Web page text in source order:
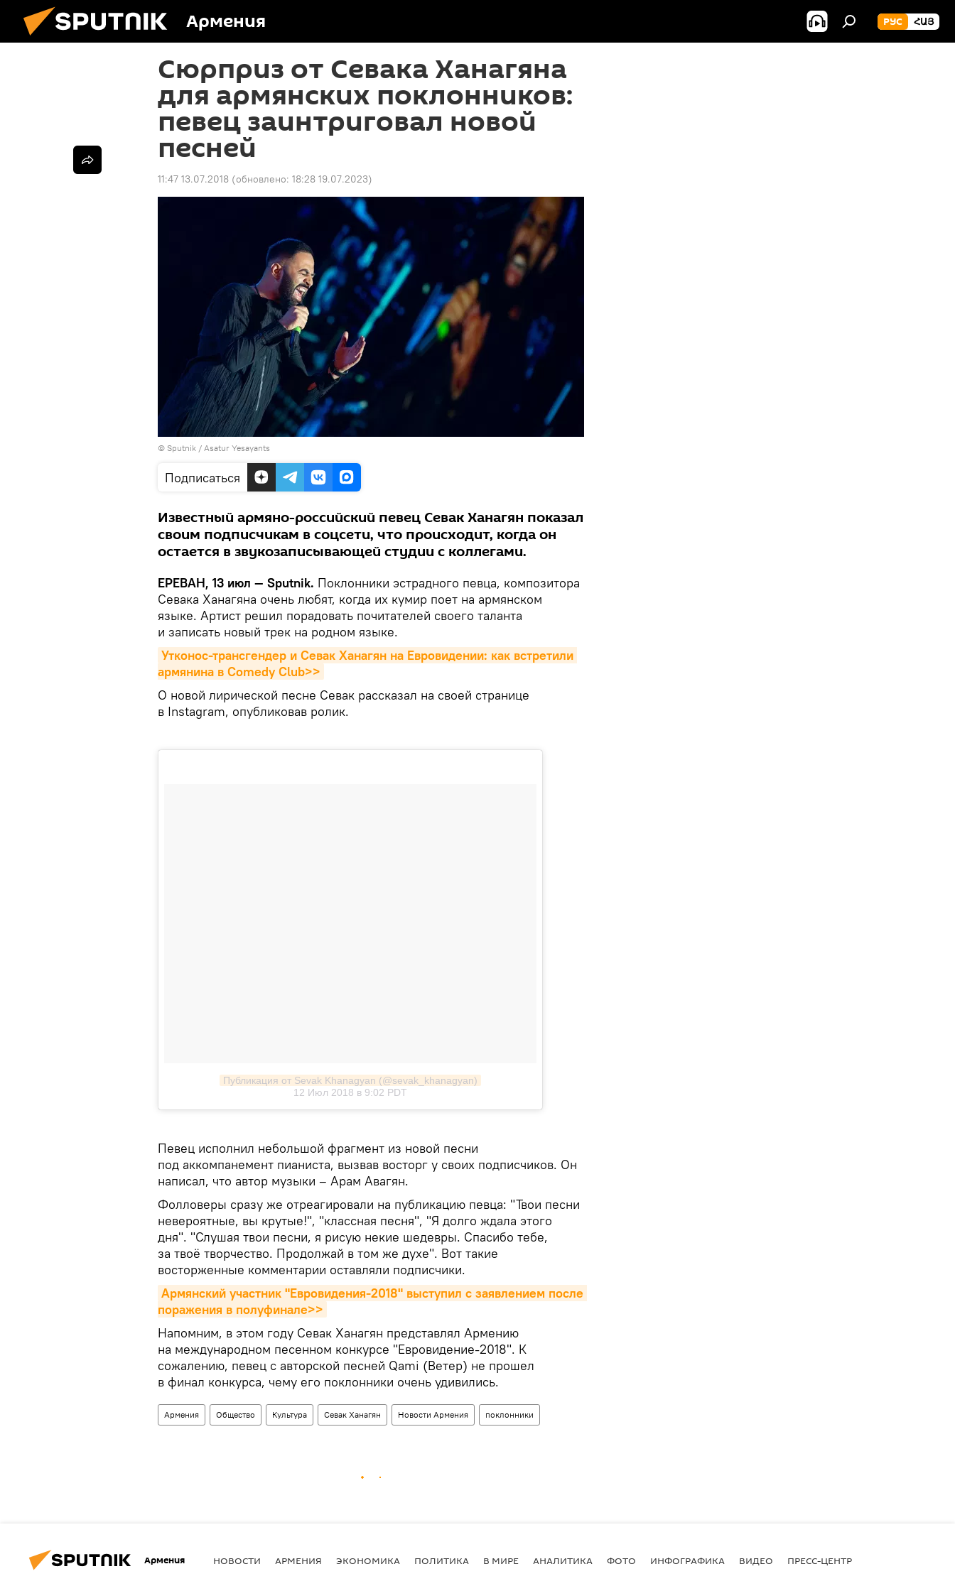
Армения РУС ՀԱՅ
Сюрприз от Севака Ханагяна
для армянских поклонников:
певец заинтриговал новой
песней
11:47 13.07.2018 (обновлено: 18:28 19.07.2023)
© Sputnik / Asatur Yesayants
Подписаться
Известный армяно-российский певец Севак Ханагян показал
своим подписчикам в соцсети, что происходит, когда он
остается в звукозаписывающей студии с коллегами.
ЕРЕВАН, 13 июл — Sputnik. Поклонники эстрадного певца, композитора
Севака Ханагяна очень любят, когда их кумир поет на армянском
языке. Артист решил порадовать почитателей своего таланта
и записать новый трек на родном языке.
Утконос-трансгендер и Севак Ханагян на Евровидении: как встретили
армянина в Comedy Club>>
О новой лирической песне Севак рассказал на своей странице
в Instagram, опубликовав ролик.
Публикация от Sevak Khanagyan (@sevak_khanagyan)
12 Июл 2018 в 9:02 PDT
Певец исполнил небольшой фрагмент из новой песни
под аккомпанемент пианиста, вызвав восторг у своих подписчиков. Он
написал, что автор музыки – Арам Авагян.
Фолловеры сразу же отреагировали на публикацию певца: "Твои песни
невероятные, вы крутые!", "классная песня", "Я долго ждала этого
дня". "Слушая твои песни, я рисую некие шедевры. Спасибо тебе,
за твоё творчество. Продолжай в том же духе". Вот такие
восторженные комментарии оставляли подписчики.
Армянский участник "Евровидения-2018" выступил с заявлением после
поражения в полуфинале>>
Напомним, в этом году Севак Ханагян представлял Армению
на международном песенном конкурсе "Евровидение-2018". К
сожалению, певец с авторской песней Qami (Ветер) не прошел
в финал конкурса, чему его поклонники очень удивились.
Армения Общество Культура Севак Ханагян Новости Армения поклонники
Армения НОВОСТИ АРМЕНИЯ ЭКОНОМИКА ПОЛИТИКА В МИРЕ АНАЛИТИКА ФОТО ИНФОГРАФИКА ВИДЕО ПРЕСС-ЦЕНТР